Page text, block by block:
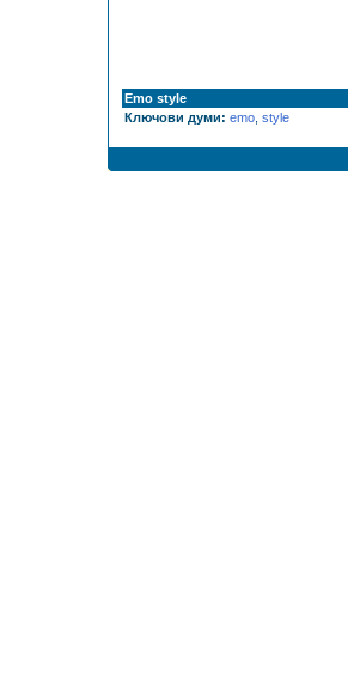
Emo style
Ключови думи: emo style